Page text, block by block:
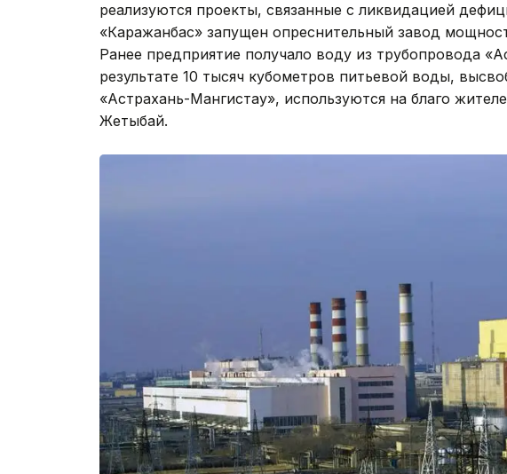
реализуются проекты, связанные с ликвидацией
«Каражанбас» запущен опреснительный завод
Ранее предприятие получало воду из трубопровода
результате 10 тысяч кубометров питьевой воды,
«Астрахань-Мангистау», используются на благо
Жетыбай.